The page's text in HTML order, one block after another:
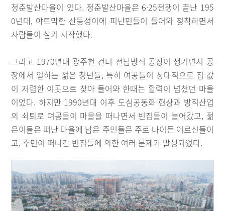
청춘발산마을이 있다. 청춘발산마을은 6·25전쟁이 끝난 195
0년대, 야트막한 산등성이에 피난민들이 들어와 정착하면서
사람들이 살기 시작했다.
그리고 1970년대 광주천 건너 전남방직 공장이 생기면서 공
장에서 일하는 젊은 청년들, 특히 여공들이 상대적으로 집 값
이 저렴한 이곳으로 찾아 들어와 한때는 활력이 넘쳤던 마을
이었다. 하지만 1990년대 이후 도심공동화 현상과 방직산업
의 쇠퇴로 여공들이 마을을 떠나면서 빈집들이 늘어갔고, 젊
은이들은 떠난 마을에 남은 주민들은 주로 나이든 어르신들이
고, 주민이 떠나간 빈집들에 의한 여러 문제가 발생되었다.